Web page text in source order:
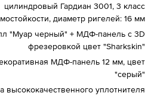
цилиндровый Гардиан 3001, 3 класс
диаметр ригелей: 16 мм
"Муар черный" + МДФ-панель с 3D
фрезеровкой цвет "Sharkskin"
МДФ-панель 12 мм, цвет
"серый"
высококачественного уплотнителя